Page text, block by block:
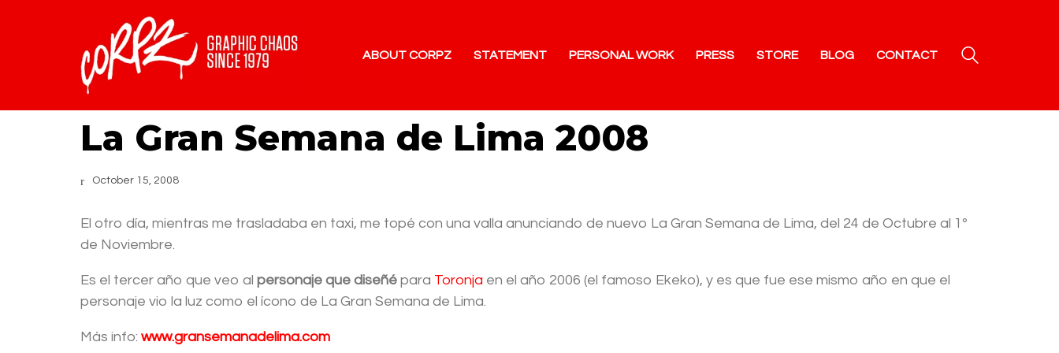
ABOUT CORPZ STATEMENT PERSONAL WORK PRESS STORE BLOG CONTACT
La Gran Semana de Lima 2008
October 15, 2008
El otro día, mientras me trasladaba en taxi, me topé con una valla anunciando de nuevo La Gran Semana de Lima, del 24 de Octubre al 1º
de Noviembre.
Es el tercer año que veo al personaje que diseñé para Toronja en el año 2006 (el famoso Ekeko), y es que fue ese mismo año en que el
personaje vio la luz como el ícono de La Gran Semana de Lima.
Más info: www.gransemanadelima.com